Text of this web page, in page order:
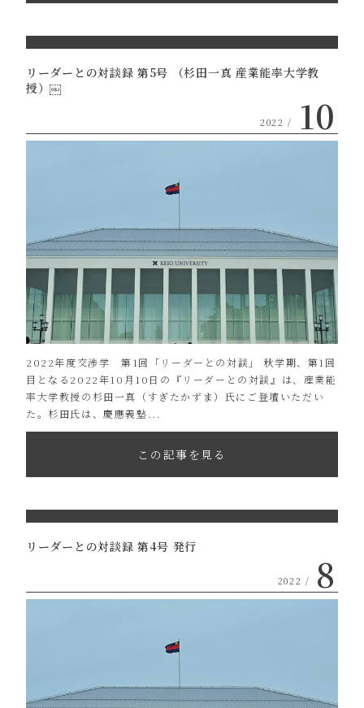
リーダーとの対談録 第5号 （杉田一真 産業能率大学教
授）￼
2022 / 10
2022年度交渉学 第1回「リーダーとの対談」 秋学期、第1回
目となる2022年10月10日の『リーダーとの対談』は、産業能
率大学教授の杉田一真（すぎたかずま）氏にご登壇いただい
た。杉田氏は、慶應義塾...
この記事を見る
リーダーとの対談録 第4号 発行
2022 / 8